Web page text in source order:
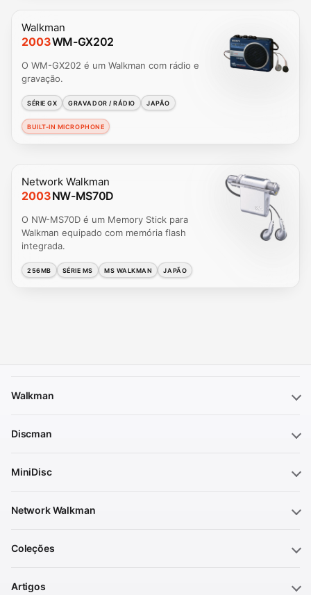
Walkman
2003WM-GX202
O WM-GX202 é um Walkman com rádio e
gravação.
SÉRIE GX GRAVADOR / RÁDIO JAPÃO
BUILT-IN MICROPHONE
Network Walkman
2003NW-MS70D
O NW-MS70D é um Memory Stick para
Walkman equipado com memória flash
integrada.
256MB SÉRIE MS MS WALKMAN JAPÃO
Walkman
Discman
MiniDisc
Network Walkman
Coleções
Artigos